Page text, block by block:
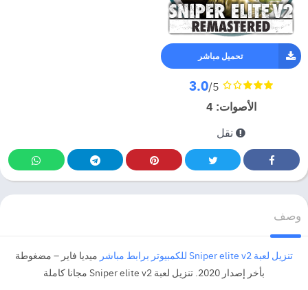
تحميل مباشر
3.0/5
الأصوات: 4
نقل
وصف
تنزيل لعبة Sniper elite v2 للكمبيوتر برابط مباشر
ميديا فاير – مضغوطة
بأخر إصدار 2020. تنزيل لعبة Sniper elite v2 مجانا كاملة